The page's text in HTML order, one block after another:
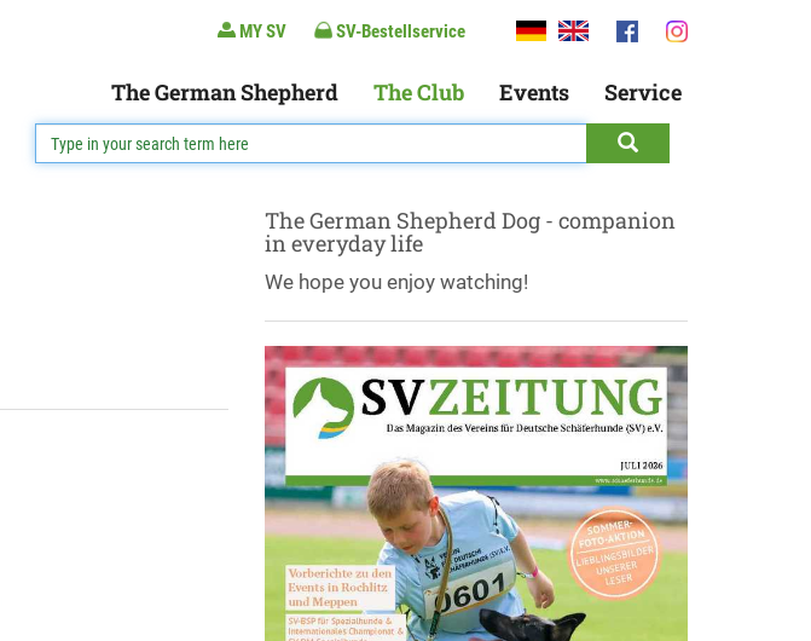
MY SV SV-Bestellservice
The German Shepherd The Club Events Service
The German Shepherd Dog - companion
in everyday life
We hope you enjoy watching!